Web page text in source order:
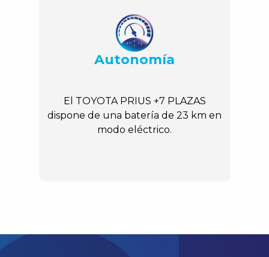
Autonomía
El TOYOTA PRIUS +7 PLAZAS
dispone de una batería de 23 km en
modo eléctrico.